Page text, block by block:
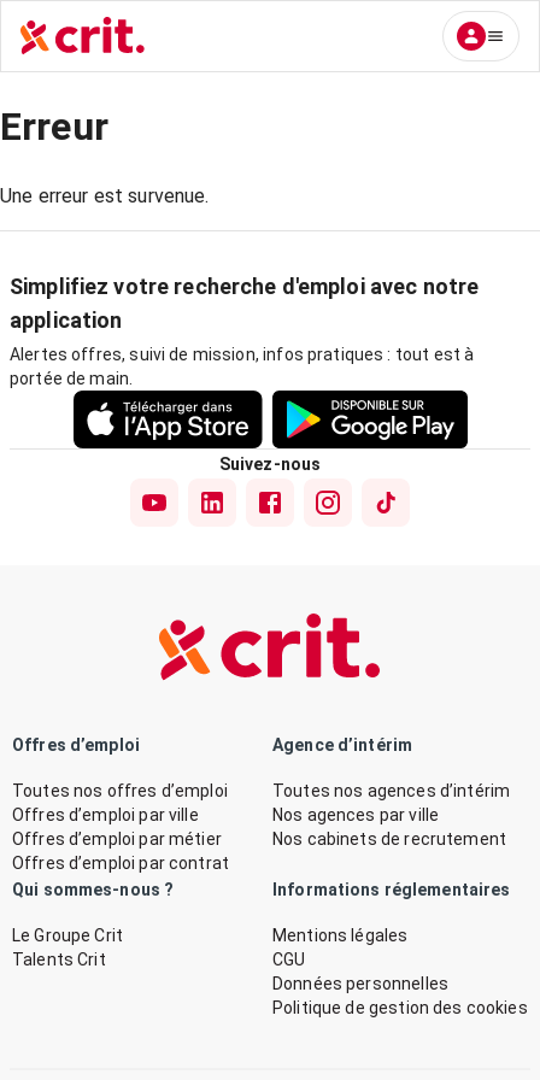
Erreur
Une erreur est survenue.
Simplifiez votre recherche d'emploi avec notre
application
Alertes offres, suivi de mission, infos pratiques : tout est à
portée de main.
Suivez-nous
Offres d’emploi
Toutes nos offres d’emploi
Offres d’emploi par ville
Offres d’emploi par métier
Offres d’emploi par contrat
Agence d’intérim
Toutes nos agences d’intérim
Nos agences par ville
Nos cabinets de recrutement
Qui sommes-nous ?
Le Groupe Crit
Talents Crit
Informations réglementaires
Mentions légales
CGU
Données personnelles
Politique de gestion des cookies